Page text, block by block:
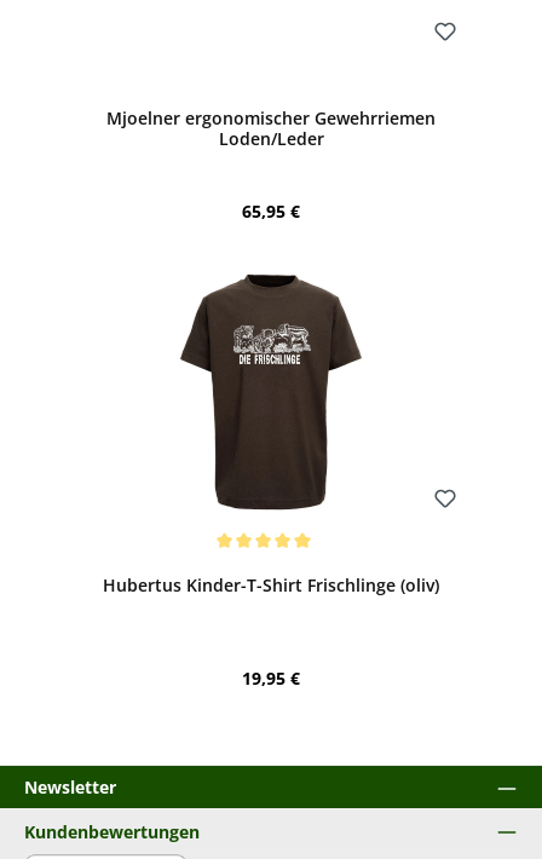
Mjoelner ergonomischer Gewehrriemen
Loden/Leder
Regulärer Preis:
65,95 €
Hubertus Kinder-T-Shirt Frischlinge (oliv)
Regulärer Preis:
19,95 €
Newsletter
Kundenbewertungen